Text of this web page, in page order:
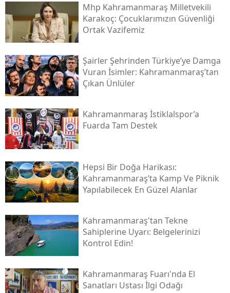
Mhp Kahramanmaraş Milletvekili
Karakoç: Çocuklarımızın Güvenliği
Ortak Vazifemiz
Şairler Şehrinden Türkiye’ye Damga
Vuran İsimler: Kahramanmaraş’tan
Çıkan Ünlüler
Kahramanmaraş İstiklalspor’a
Fuarda Tam Destek
Hepsi Bir Doğa Harikası:
Kahramanmaraş’ta Kamp Ve Piknik
Yapılabilecek En Güzel Alanlar
Kahramanmaraş'tan Tekne
Sahiplerine Uyarı: Belgelerinizi
Kontrol Edin!
Kahramanmaraş Fuarı'nda El
Sanatları Ustası İlgi Odağı